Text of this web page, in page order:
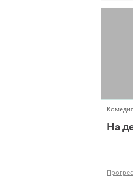
На